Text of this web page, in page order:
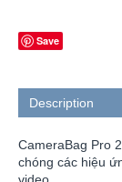
Save
Description
CameraBag Pro
chóng các hiệu
video.